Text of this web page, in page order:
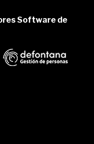
Software de